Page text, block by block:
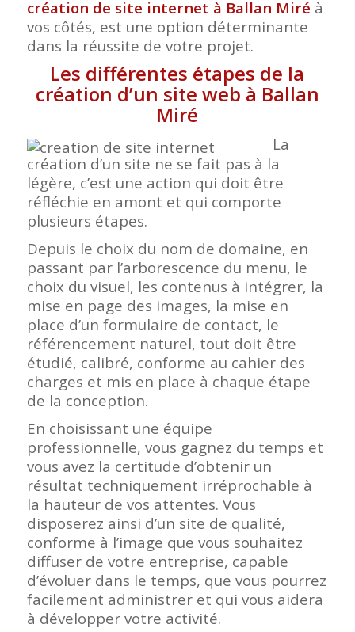
création de site internet à Ballan Miré à
vos côtés, est une option déterminante
dans la réussite de votre projet.
Les différentes étapes de la
création d’un site web à Ballan
Miré
La
création d’un site ne se fait pas à la
légère, c’est une action qui doit être
réfléchie en amont et qui comporte
plusieurs étapes.
Depuis le choix du nom de domaine, en
passant par l’arborescence du menu, le
choix du visuel, les contenus à intégrer, la
mise en page des images, la mise en
place d’un formulaire de contact, le
référencement naturel, tout doit être
étudié, calibré, conforme au cahier des
charges et mis en place à chaque étape
de la conception.
En choisissant une équipe
professionnelle, vous gagnez du temps et
vous avez la certitude d’obtenir un
résultat techniquement irréprochable à
la hauteur de vos attentes. Vous
disposerez ainsi d’un site de qualité,
conforme à l’image que vous souhaitez
diffuser de votre entreprise, capable
d’évoluer dans le temps, que vous pourrez
facilement administrer et qui vous aidera
à développer votre activité.